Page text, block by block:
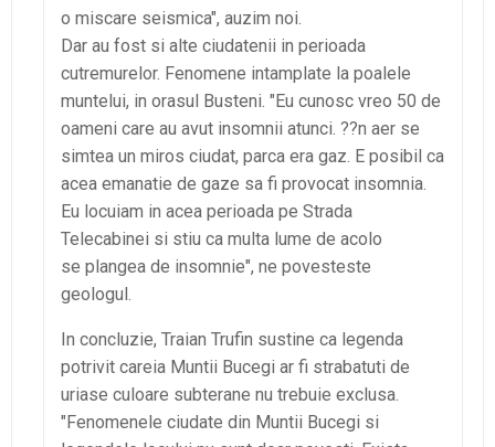
o miscare seismica", auzim noi.
Dar au fost si alte ciudatenii in perioada
cutremurelor. Fenomene intamplate la poalele
muntelui, in orasul Busteni. "Eu cunosc vreo 50 de
oameni care au avut insomnii atunci. ??n aer se
simtea un miros ciudat, parca era gaz. E posibil ca
acea emanatie de gaze sa fi provocat insomnia.
Eu locuiam in acea perioada pe Strada
Telecabinei si stiu ca multa lume de acolo
se plangea de insomnie", ne povesteste
geologul.
In concluzie, Traian Trufin sustine ca legenda
potrivit careia Muntii Bucegi ar fi strabatuti de
uriase culoare subterane nu trebuie exclusa.
"Fenomenele ciudate din Muntii Bucegi si